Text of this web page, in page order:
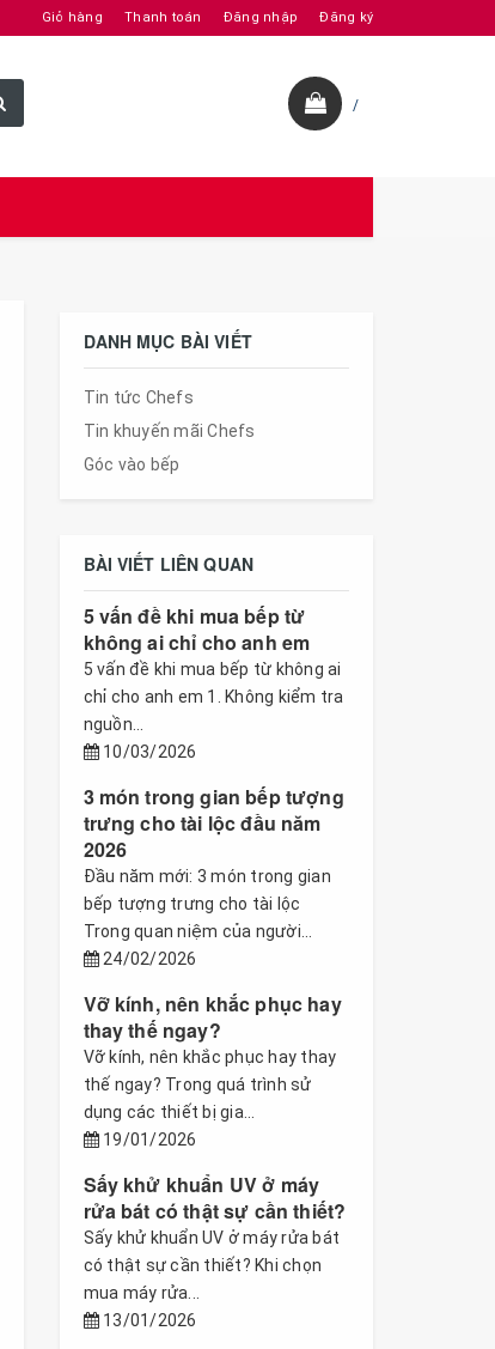
Giỏ hàng Thanh toán Đăng nhập Đăng ký
/
DANH MỤC BÀI VIẾT
Tin tức Chefs
Tin khuyến mãi Chefs
Góc vào bếp
BÀI VIẾT LIÊN QUAN
5 vấn đề khi mua bếp từ
không ai chỉ cho anh em
5 vấn đề khi mua bếp từ không ai
chỉ cho anh em 1. Không kiểm tra
nguồn...
10/03/2026
3 món trong gian bếp tượng
trưng cho tài lộc đầu năm
2026
Đầu năm mới: 3 món trong gian
bếp tượng trưng cho tài lộc
Trong quan niệm của người...
24/02/2026
Vỡ kính, nên khắc phục hay
thay thế ngay?
Vỡ kính, nên khắc phục hay thay
thế ngay? Trong quá trình sử
dụng các thiết bị gia...
19/01/2026
Sấy khử khuẩn UV ở máy
rửa bát có thật sự cần thiết?
Sấy khử khuẩn UV ở máy rửa bát
có thật sự cần thiết? Khi chọn
mua máy rửa...
13/01/2026